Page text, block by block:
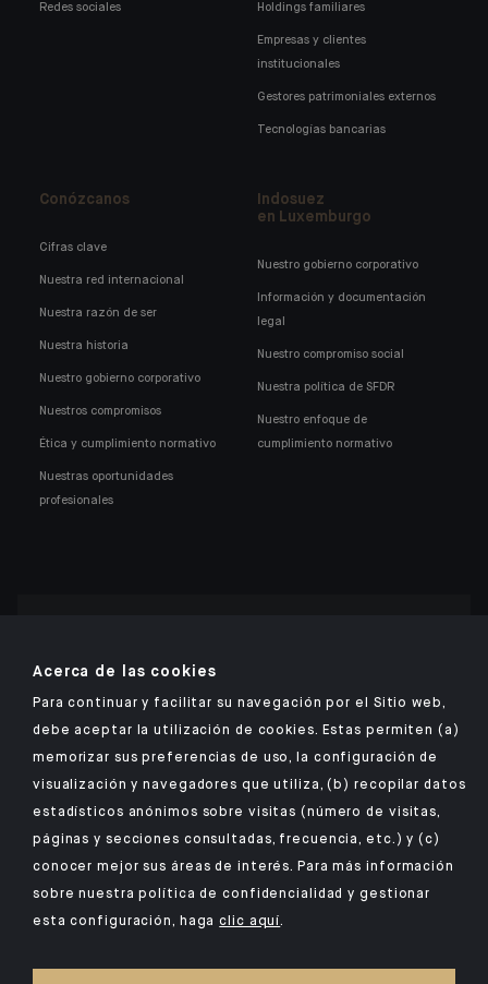
Redes sociales Holdings familiares
Empresas y clientes
institucionales
Gestores patrimoniales externos
Tecnologías bancarias
Conózcanos
Cifras clave
Nuestra red internacional
Nuestra razón de ser
Nuestra historia
Nuestro gobierno corporativo
Nuestros compromisos
Ética y cumplimiento normativo
Nuestras oportunidades
profesionales
Indosuez
en Luxemburgo
Nuestro gobierno corporativo
Información y documentación
legal
Nuestro compromiso social
Nuestra política de SFDR
Nuestro enfoque de
cumplimiento normativo
AVISO LEGAL
DATOS PERSONALES
SEGURIDAD
COOKIES
Acerca de las cookies
Para continuar y facilitar su navegación por el Sitio web,
debe aceptar la utilización de cookies. Estas permiten (a)
memorizar sus preferencias de uso, la configuración de
visualización y navegadores que utiliza, (b) recopilar datos
estadísticos anónimos sobre visitas (número de visitas,
páginas y secciones consultadas, frecuencia, etc.) y (c)
conocer mejor sus áreas de interés. Para más información
sobre nuestra política de confidencialidad y gestionar
esta configuración, hagaclic aquí.